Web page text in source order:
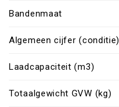
Bandenmaat
Algemeen cijfer (conditie)
Laadcapaciteit (m3)
Totaalgewicht GVW (kg)